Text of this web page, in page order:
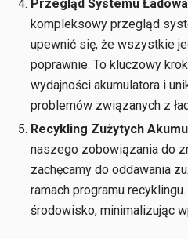
Przegląd Systemu
kompleksowy przegląd
upewnić się, że wszystkie
poprawnie. To kluczowy
wydajności akumulatora i
problemów związanych z
Recykling Zużytych
naszego zobowiązania do
zachęcamy do oddawania
ramach programu
środowisko, minimalizując